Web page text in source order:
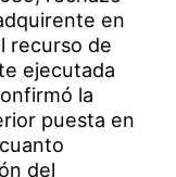
en
recurso de
ejecutada
la
puesta en
del